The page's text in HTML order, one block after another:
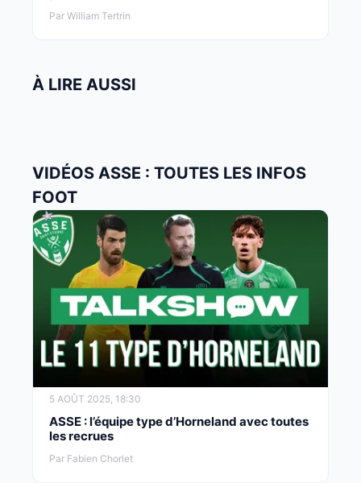
Par William Tertrin
À LIRE AUSSI
VIDÉOS ASSE : TOUTES LES INFOS
FOOT
5 AOÛT 2025, 18:30
ASSE : l’équipe type d’Horneland avec toutes
les recrues
Par Fabien Chorlet